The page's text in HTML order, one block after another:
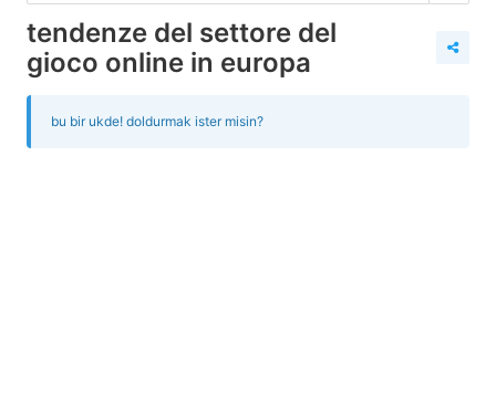
tendenze del settore del
gioco online in europa
bu bir ukde! doldurmak ister misin?